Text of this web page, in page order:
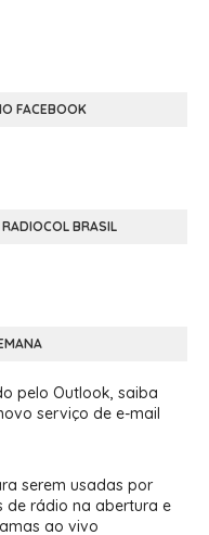
FACEBOOK
BRASIL
pelo Outlook, saiba
serviço de e-mail
serem usadas por
de rádio na abertura e
ao vivo